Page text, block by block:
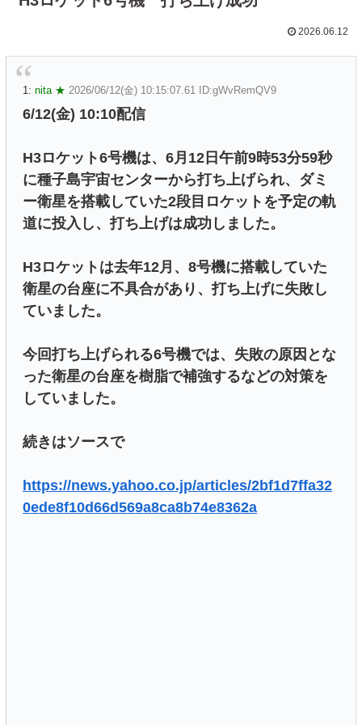
2026.06.12
1: nita ★ 2026/06/12(金) 10:15:07.61 ID:gWvRemQV9
6/12(金) 10:10配信
H3ロケット6号機は、6月12日午前9時53分59秒
に種子島宇宙センターから打ち上げられ、ダミ
ー衛星を搭載していた2段目ロケットを予定の軌
道に投入し、打ち上げは成功しました。
H3ロケットは去年12月、8号機に搭載していた
衛星の台座に不具合があり、打ち上げに失敗し
ていました。
今回打ち上げられる6号機では、失敗の原因とな
った衛星の台座を樹脂で補強するなどの対策を
していました。
続きはソースで
https://news.yahoo.co.jp/articles/2bf1d7ffa32
0ede8f10d66d569a8ca8b74e8362a